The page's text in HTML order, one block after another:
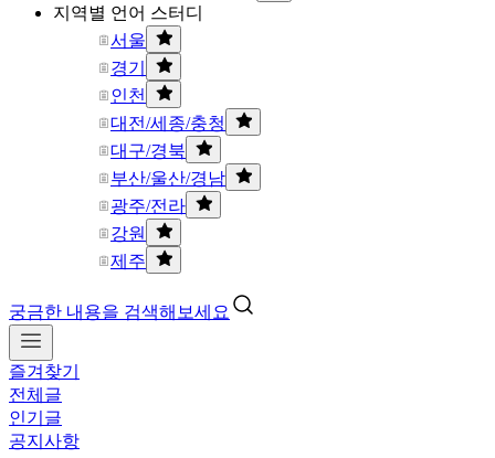
지역별 언어 스터디
서울
경기
인천
대전/세종/충청
대구/경북
부산/울산/경남
광주/전라
강원
제주
궁금한 내용을 검색해보세요
즐겨찾기
전체글
인기글
공지사항